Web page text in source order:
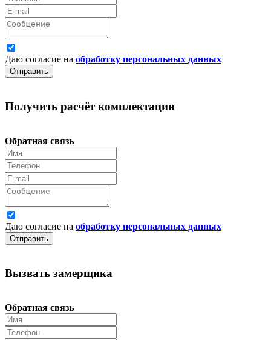
Даю согласие на обработку персональных данных
Отправить
Получить расчёт комплектации
Обратная связь
Даю согласие на обработку персональных данных
Отправить
Вызвать замерщика
Обратная связь